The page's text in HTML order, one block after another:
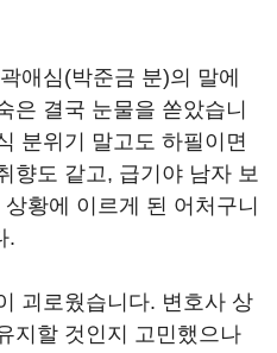
애심(박준금 분)의 말에
은 결국 눈물을 쏟았습니
분위기 말고도 하필이면
향도 같고, 급기야 남자 보
황에 이르게 된 어처구니
.
괴로웠습니다. 변호사 상
지할 것인지 고민했으나